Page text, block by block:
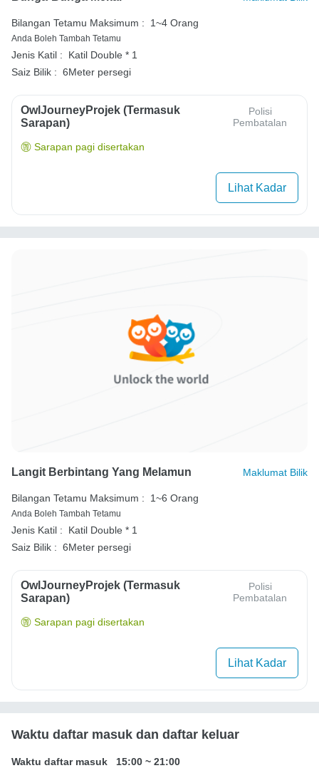
Bilangan Tetamu Maksimum : 1~4 Orang
Anda Boleh Tambah Tetamu
Jenis Katil :
Katil Double * 1
Saiz Bilik : 6Meter persegi
OwlJourneyProjek (Termasuk
Sarapan)
Polisi
Pembatalan
Sarapan pagi disertakan
Lihat Kadar
Langit Berbintang Yang Melamun Maklumat Bilik
Bilangan Tetamu Maksimum : 1~6 Orang
Anda Boleh Tambah Tetamu
Jenis Katil :
Katil Double * 1
Saiz Bilik : 6Meter persegi
OwlJourneyProjek (Termasuk
Sarapan)
Polisi
Pembatalan
Sarapan pagi disertakan
Lihat Kadar
Waktu daftar masuk dan daftar keluar
Waktu daftar masuk 15:00 ~ 21:00